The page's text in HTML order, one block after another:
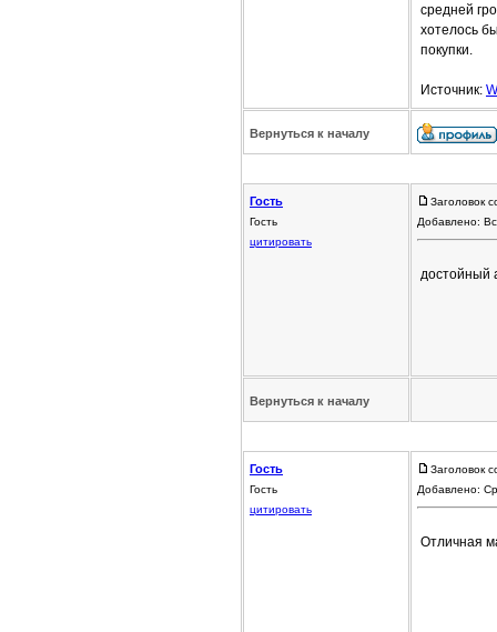
средней
хотелось
покупки.
Источник:
Вернуться к началу
Гость
Гость
цитировать
Заголовок
Добавлено:
достойный
Вернуться к началу
Гость
Гость
цитировать
Заголовок
Добавлено:
Отличная